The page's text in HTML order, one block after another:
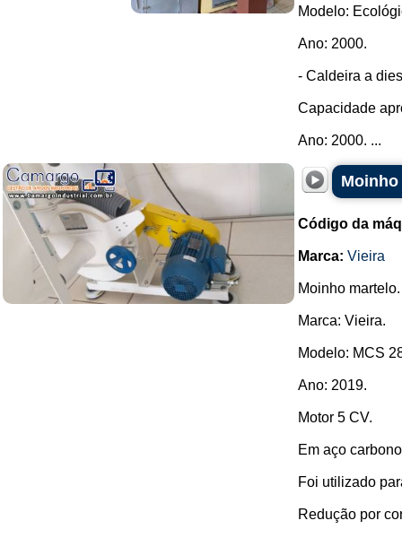
Modelo:
Ano: 2000.
- Caldeira a
Capacidade
Ano: 2000. ...
Código da
Marca: Vieira
Moinho martelo.
Marca: Vieira.
Modelo: MCS
Ano: 2019.
Motor 5 CV.
Em aço
Foi utilizado
Redução por